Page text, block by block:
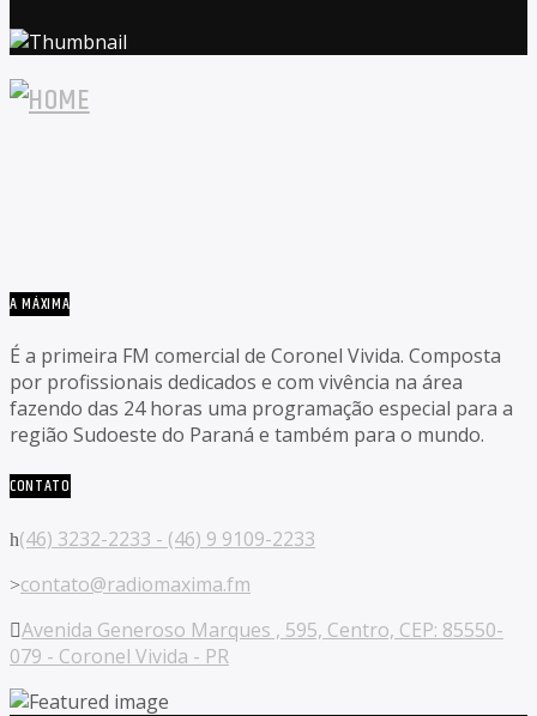
A MÁXIMA
É a primeira FM comercial de Coronel Vivida. Composta
por profissionais dedicados e com vivência na área
fazendo das 24 horas uma programação especial para a
região Sudoeste do Paraná e também para o mundo.
CONTATO
(46) 3232-2233 - (46) 9 9109-2233
contato@radiomaxima.fm
Avenida Generoso Marques , 595, Centro, CEP: 85550-
079 - Coronel Vivida - PR